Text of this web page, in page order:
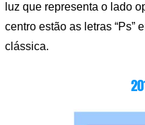
luz que representa o lado
centro estão as letras “Ps”
clássica.